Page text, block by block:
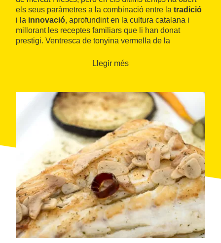
els seus paràmetres a la combinació entre la tradició
i la innovació, aprofundint en la cultura catalana i
millorant les receptes familiars que li han donat
prestigi. Ventresca de tonyina vermella de la
(costella premium Guikar, wagyu d'Austràlia o angus)
Llegir més